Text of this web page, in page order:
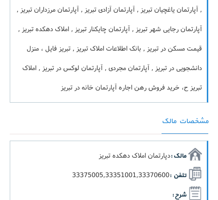
, آپارتمان یاغچیان تبریز , آپارتمان آزادی تبریز , آپارتمان مرزداران تبریز ,
آپارتمان رجایی شهر تبریز , آپارتمان چایکنار تبریز , املاک دهکده تبریز ,
قیمت مسکن در تبریز , بانک اطلاعات املاک تبریز , تبریز فایل ، منزل
دانشجویی در تبریز , آپارتمان مجردی , آپارتمان لوکس در تبریز , املاک
تبریز ح، خرید فروش رهن اجاره آپارتمان خانه در تبریز
مشخصات مالک
مالک :دپارتمان املاک دهکده تبریز
تلفن :33375005,33351001,33370600
شرح :